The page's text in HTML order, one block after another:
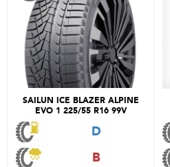
SAILUN ICE BLAZER ALPINE
EVO 1 225/55 R16 99V
D
B